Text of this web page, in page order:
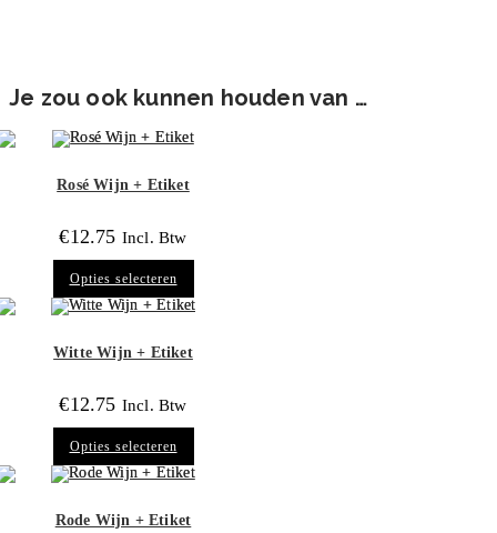
Je zou ook kunnen houden van …
Rosé Wijn + Etiket
€12.75 Incl. Btw
Opties selecteren
Dit
heeft
meerdere
optie
Witte Wijn + Etiket
€12.75 Incl. Btw
Opties selecteren
Dit
heeft
meerdere
Rode Wijn + Etiket